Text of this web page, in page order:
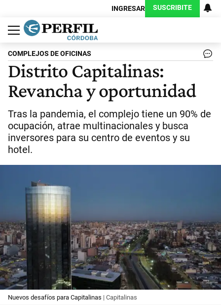
INGRESAR SUSCRIBITE
Política
Economía
Judiciales
Sociedad
Cultura
Espectáculos
Deportes
Protagonistas
COMPLEJOS DE OFICINAS
Distrito Capitalinas:
Revancha y oportunidad
Tras la pandemia, el complejo tiene un 90% de
ocupación, atrae multinacionales y busca
inversores para su centro de eventos y su
hotel.
Nuevos desafíos para Capitalinas | Capitalinas